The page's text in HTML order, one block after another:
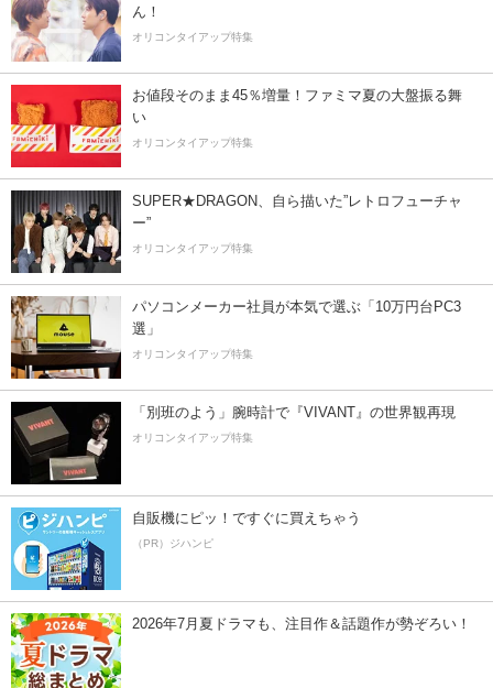
ん！
オリコンタイアップ特集
お値段そのまま45％増量！ファミマ夏の大盤振る舞
い
オリコンタイアップ特集
SUPER★DRAGON、自ら描いた”レトロフューチャ
ー”
オリコンタイアップ特集
パソコンメーカー社員が本気で選ぶ「10万円台PC3
選」
オリコンタイアップ特集
「別班のよう」腕時計で『VIVANT』の世界観再現
オリコンタイアップ特集
自販機にピッ！ですぐに買えちゃう
（PR）ジハンピ
2026年7月夏ドラマも、注目作＆話題作が勢ぞろい！